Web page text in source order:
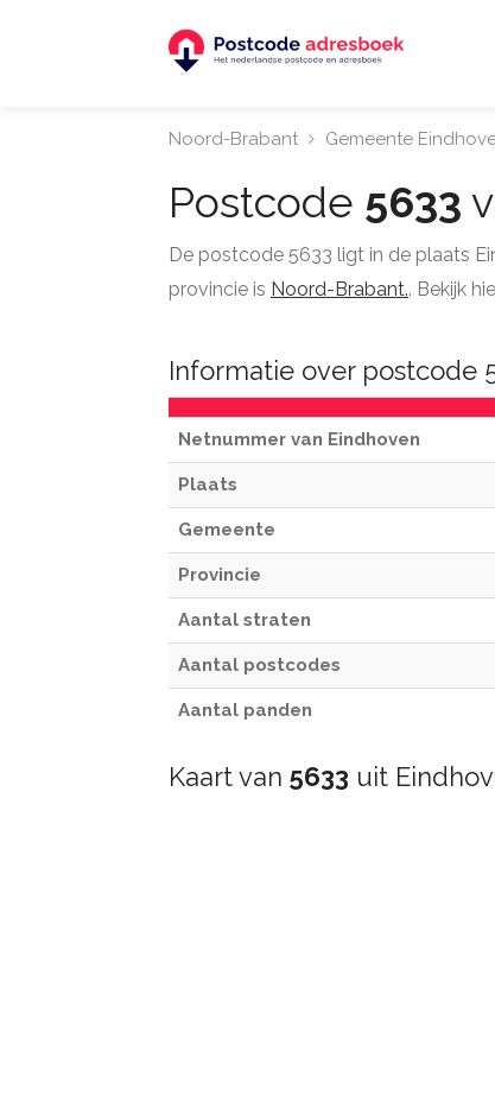
Noord-Brabant Gemeente
Postcode 5633
De postcode 5633 ligt in de plaats
provincie is Noord-Brabant.. Bekijk
Informatie over postcode
Netnummer van Eindhoven
Plaats
Gemeente
Provincie
Aantal straten
Aantal postcodes
Aantal panden
Kaart van 5633 uit